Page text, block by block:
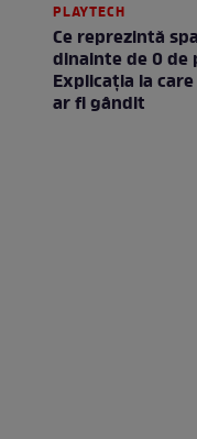
PLAYTECH
Ce reprezintă
dinainte de 0 de
Explicaţia la
ar fi gândit